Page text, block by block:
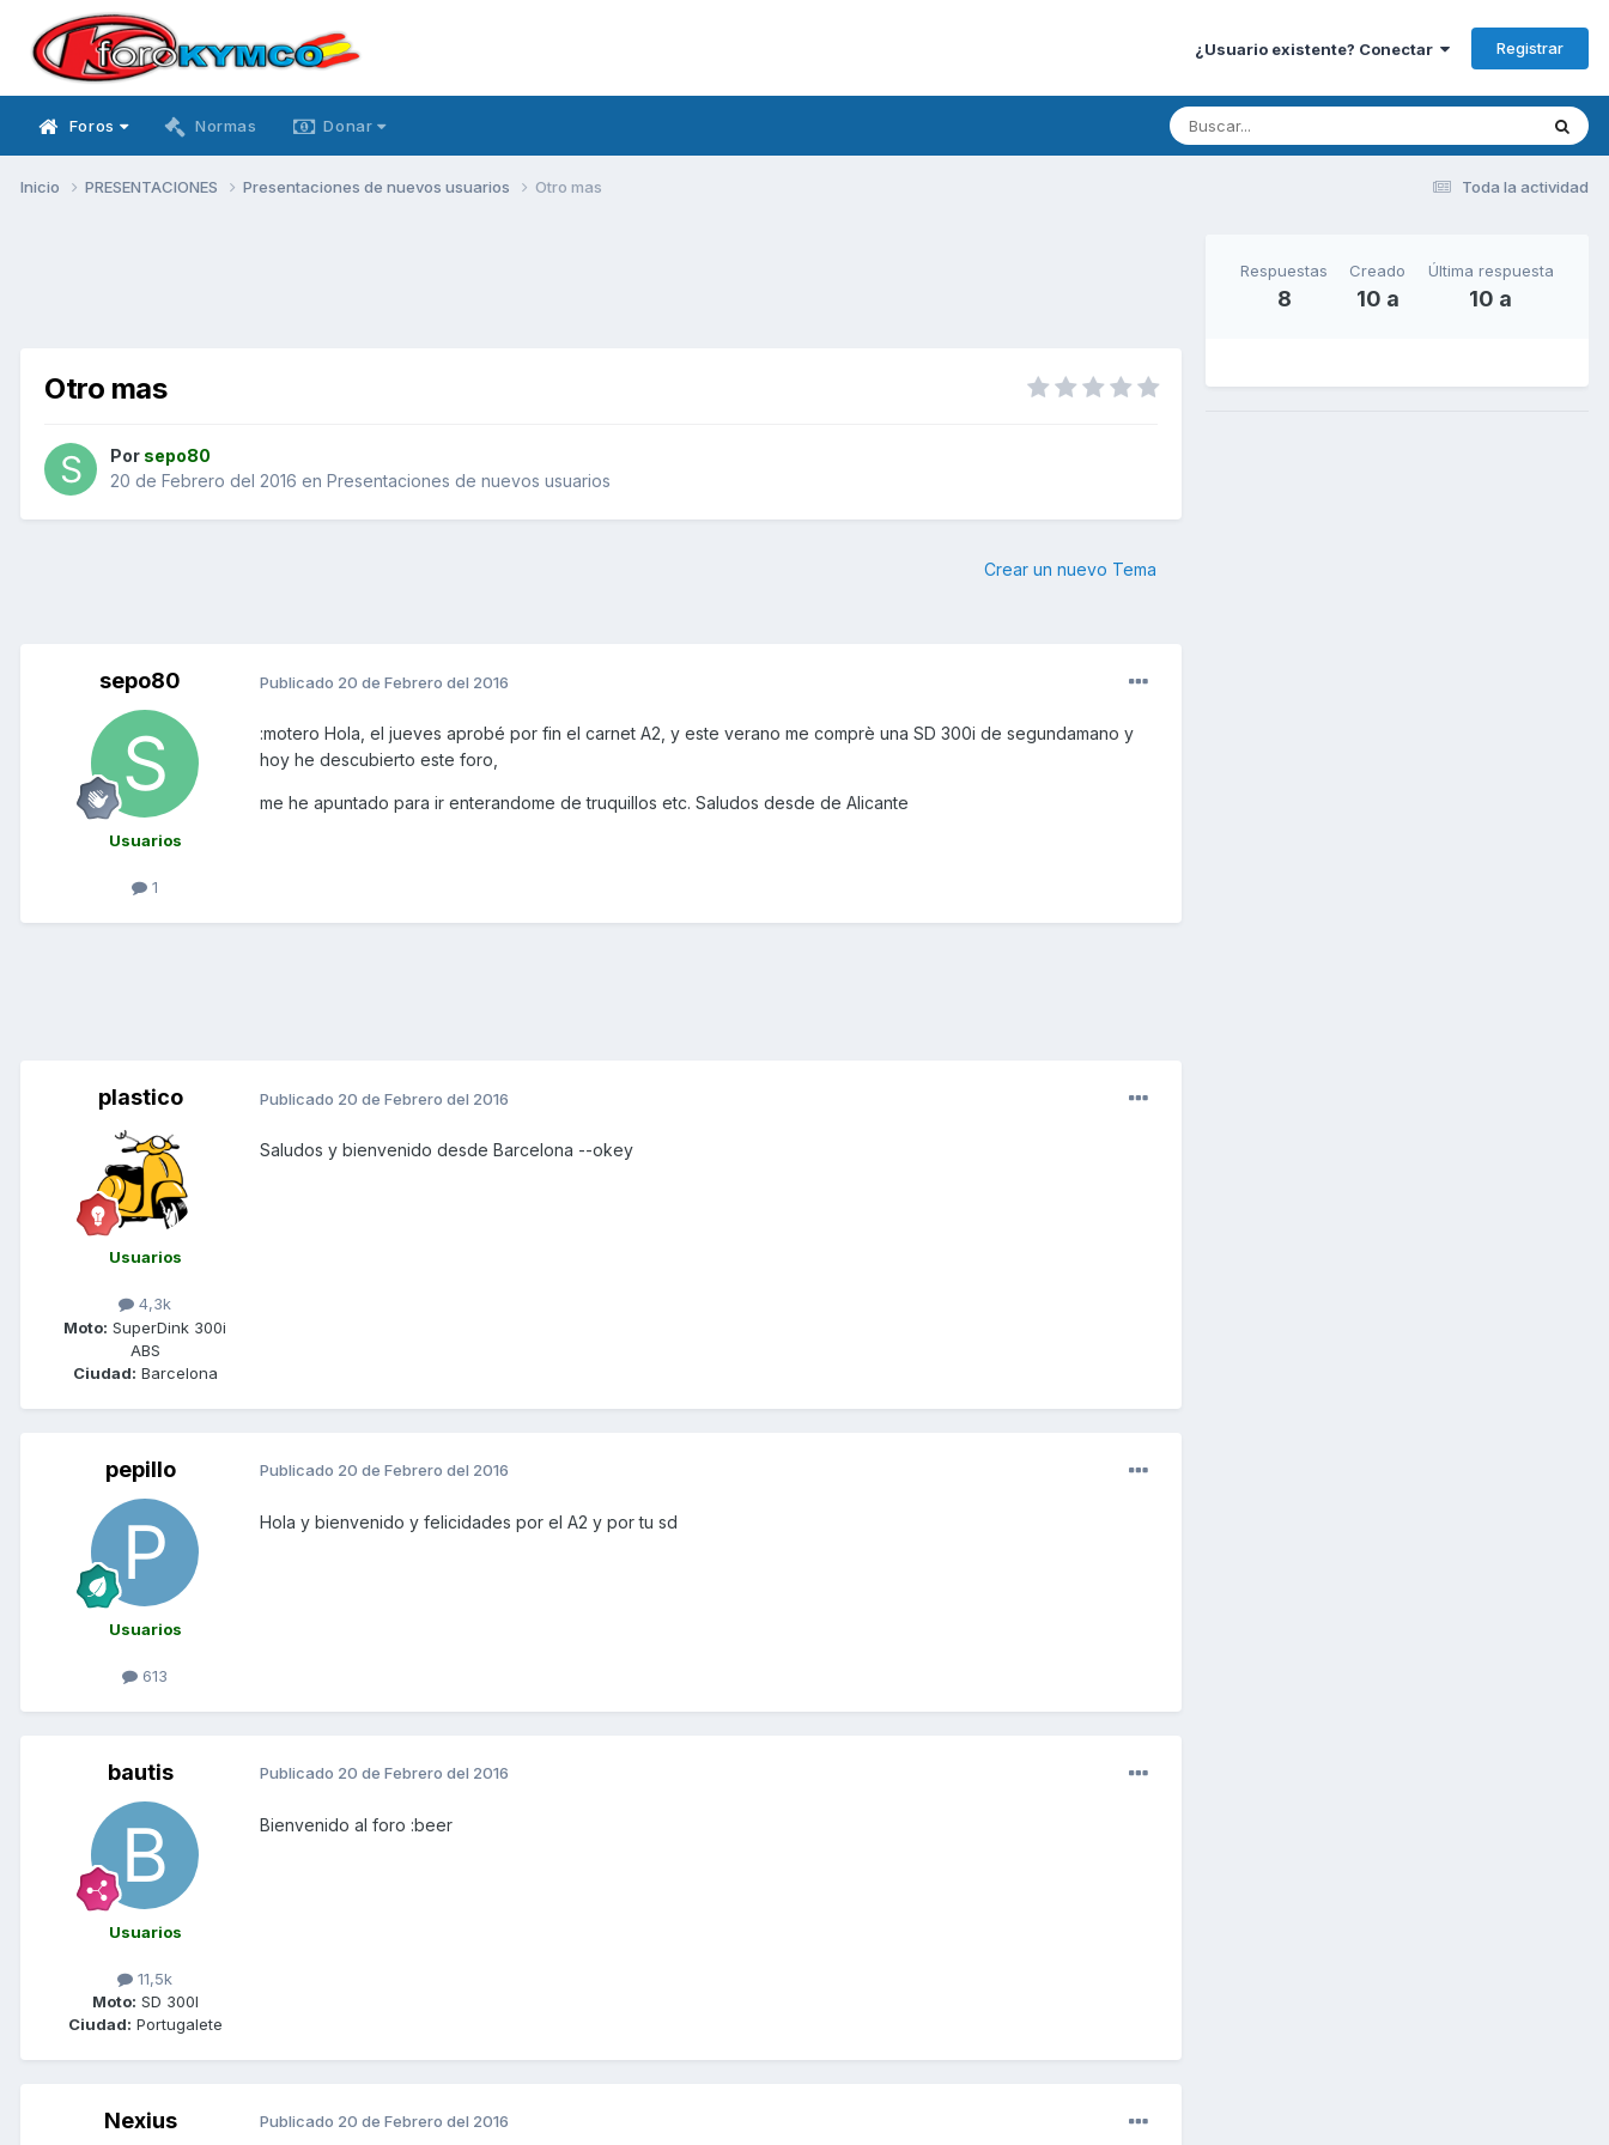
¿Usuario existente? Conectar Registrar
Foros Normas Donar
Toda la actividad
Inicio PRESENTACIONES Presentaciones de nuevos usuarios Otro mas
Otro mas
Por sepo80
20 de Febrero del 2016 en Presentaciones de nuevos usuarios
Crear un nuevo Tema
sepo80
Usuarios
1
Publicado 20 de Febrero del 2016
:motero Hola, el jueves aprobé por fin el carnet A2, y este verano me comprè una SD 300i de segundamano y
hoy he descubierto este foro,
me he apuntado para ir enterandome de truquillos etc. Saludos desde de Alicante
plastico
Usuarios
4,3k
Moto: SuperDink 300i
ABS
Ciudad: Barcelona
Publicado 20 de Febrero del 2016
Saludos y bienvenido desde Barcelona --okey
pepillo
Usuarios
613
Publicado 20 de Febrero del 2016
Hola y bienvenido y felicidades por el A2 y por tu sd
bautis
Usuarios
11,5k
Moto: SD 300I
Ciudad: Portugalete
Publicado 20 de Febrero del 2016
Bienvenido al foro :beer
Nexius Publicado 20 de Febrero del 2016
Respuestas
8
Creado
10 a
Última respuesta
10 a